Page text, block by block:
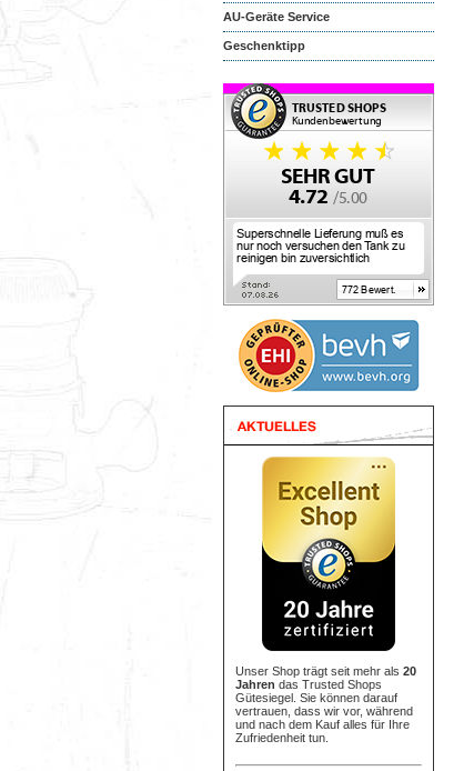
AU-Geräte Service
Geschenktipp
Unser Shop trägt seit mehr als 20
Jahren das Trusted Shops
Gütesiegel. Sie können darauf
vertrauen, dass wir vor, während
und nach dem Kauf alles für Ihre
Zufriedenheit tun.